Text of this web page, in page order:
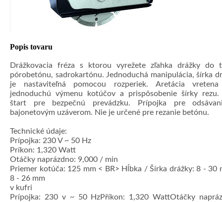
Popis tovaru
Drážkovacia fréza s ktorou vyrežete zľahka drážky do
pórobetónu, sadrokartónu. Jednoduchá manipulácia, šírka
je nastaviteľná pomocou rozperiek. Aretácia
jednoduchú výmenu kotúčov a prispôsobenie šírky rezu.
štart pre bezpečnú prevádzku. Prípojka pre
bajonetovým uzáverom. Nie je určené pre rezanie betónu.
Technické údaje:
Prípojka: 230 V ~ 50 Hz
Príkon: 1,320 Watt
Otáčky naprázdno: 9,000 / min
Priemer kotúča: 125 mm < BR> Hĺbka / Šírka drážky: 8 - 30
8 - 26 mm
v kufri
Prípojka: 230 v ~ 50 HzPříkon: 1,320 WattOtáčky